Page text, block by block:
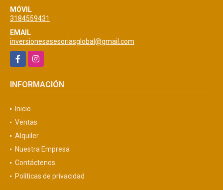
MÓVIL
3184559431
EMAIL
inversionesasesoriasglobal@gmail.com
FacebookInstagram
INFORMACIÓN
Inicio
Ventas
Alquiler
Nuestra Empresa
Contáctenos
Políticas de privacidad